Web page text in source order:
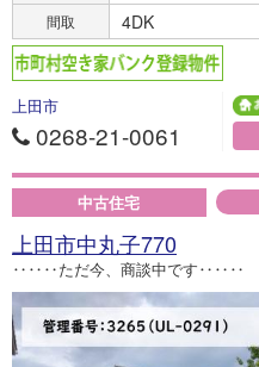
間取 4DK
上田市
0268-21-0061
中古住宅
上田市中丸子770
‥‥‥ただ今、商談中です‥‥‥